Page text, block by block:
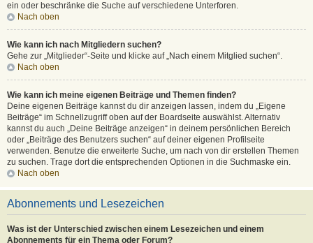
ein oder beschränke die Suche auf verschiedene Unterforen.
Nach oben
Wie kann ich nach Mitgliedern suchen?
Gehe zur „Mitglieder“-Seite und klicke auf „Nach einem Mitglied suchen“.
Nach oben
Wie kann ich meine eigenen Beiträge und Themen finden?
Deine eigenen Beiträge kannst du dir anzeigen lassen, indem du „Eigene
Beiträge“ im Schnellzugriff oben auf der Boardseite auswählst. Alternativ
kannst du auch „Deine Beiträge anzeigen“ in deinem persönlichen Bereich
oder „Beiträge des Benutzers suchen“ auf deiner eigenen Profilseite
verwenden. Benutze die erweiterte Suche, um nach von dir erstellen Themen
zu suchen. Trage dort die entsprechenden Optionen in die Suchmaske ein.
Nach oben
Abonnements und Lesezeichen
Was ist der Unterschied zwischen einem Lesezeichen und einem
Abonnements für ein Thema oder Forum?